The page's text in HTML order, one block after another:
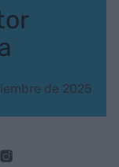
de 2025